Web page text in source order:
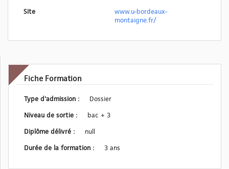
Site
www.u-bordeaux-
montaigne.fr/
Fiche Formation
Type d'admission :
Dossier
Niveau de sortie :
bac + 3
Diplôme délivré :
null
Durée de la formation :
3 ans